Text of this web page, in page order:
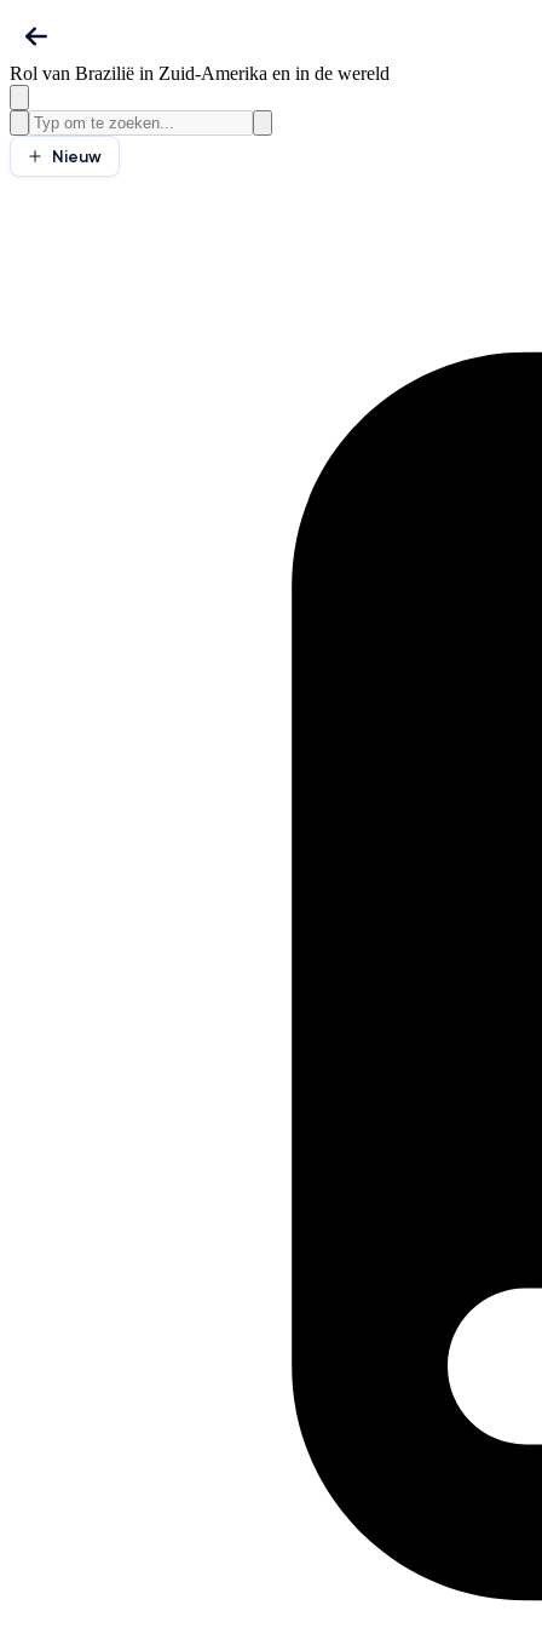
Rol van Brazilië in Zuid-Amerika en in de wereld
Nieuw